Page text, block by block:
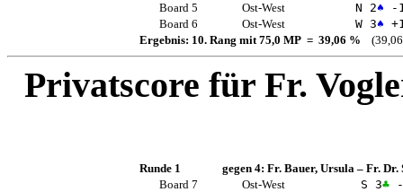
Board 5
Ost-West N 2♠ -
Board 6
Ost-West W 3♠
Ergebnis: 10. Rang mit 75,0 MP = 39,06 %
Privatscore für Fr.
Runde 1 gegen 4: Fr. Bauer, Ursula – Fr. Dr.
Board 7
Ost-West S 3♣-